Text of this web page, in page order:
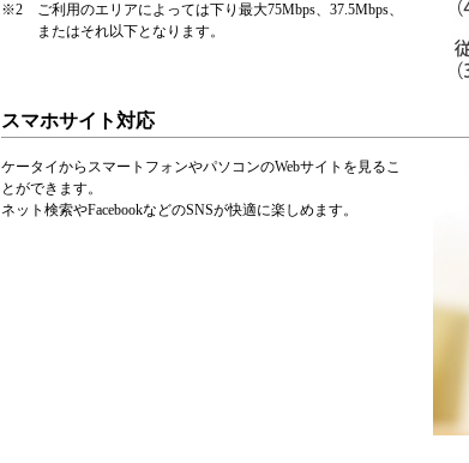
※2
ご利用のエリアによっては下り最大75Mbps、37.5Mbps、
またはそれ以下となります。
スマホサイト対応
ケータイからスマートフォンやパソコンのWebサイトを見るこ
とができます。
ネット検索やFacebookなどのSNSが快適に楽しめます。